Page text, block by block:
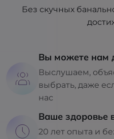
Без скучных
Вы можете нам
Выслушаем,
выбрать, даже
нас
Ваше здоровье
20 лет опыта и